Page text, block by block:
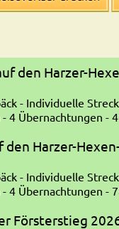
den Harzer-
- Individuelle
- 4 Übernachtungen -
den Harzer-
- Individuelle
- 4 Übernachtungen -
Försterstieg